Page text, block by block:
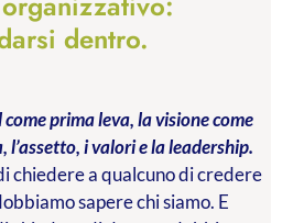
dentro.
prima leva, la visione come
l’assetto, i valori e la leadership.
chiedere a qualcuno di credere
sapere chi siamo. E